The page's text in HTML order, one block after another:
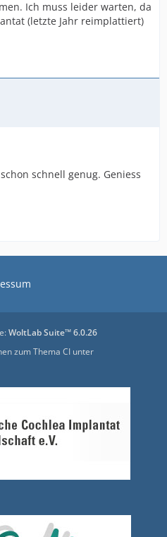
Ich muss leider warten, da
(letzte Jahr reimplattiert)
schnell genug. Geniess
WoltLab Suite™ 6.0.26
zum Thema CI unter